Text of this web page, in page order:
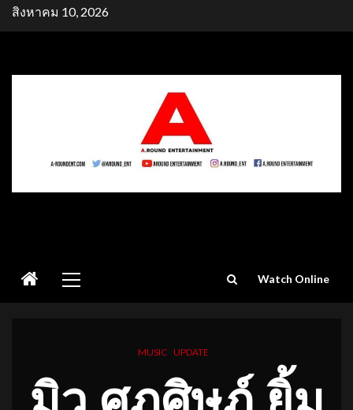
Skipสิงหาคม 10, 2026
Menu
Watch Online
MUSIC UPDATE